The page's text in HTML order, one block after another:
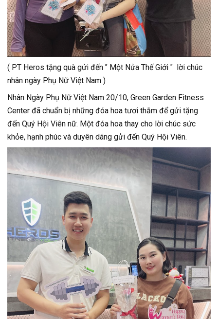
( PT Heros tặng quà gửi đến " Một Nửa Thế Giới " lời chúc
nhân ngày Phụ Nữ Việt Nam )
Nhân Ngày Phụ Nữ Việt Nam 20/10, Green Garden Fitness
Center đã chuẩn bị những đóa hoa tươi thắm để gửi tặng
đến Quý Hội Viên nữ. Một đóa hoa thay cho lời chúc sức
khỏe, hạnh phúc và duyên dáng gửi đến Quý Hội Viên.